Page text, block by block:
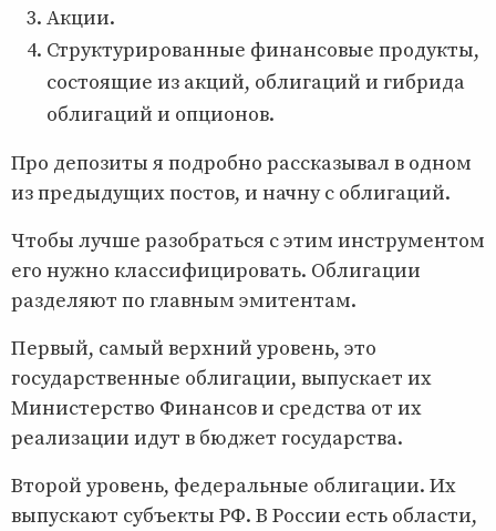
Акции.
Структурированные финансовые продукты,
состоящие из акций, облигаций и гибрида
облигаций и опционов.
Про депозиты я подробно рассказывал в одном
из предыдущих постов, и начну с облигаций.
Чтобы лучше разобраться с этим инструментом
его нужно классифицировать. Облигации
разделяют по главным эмитентам.
Первый, самый верхний уровень, это
государственные облигации, выпускает их
Министерство Финансов и средства от их
реализации идут в бюджет государства.
Второй уровень, федеральные облигации. Их
выпускают субъекты РФ. В России есть области,